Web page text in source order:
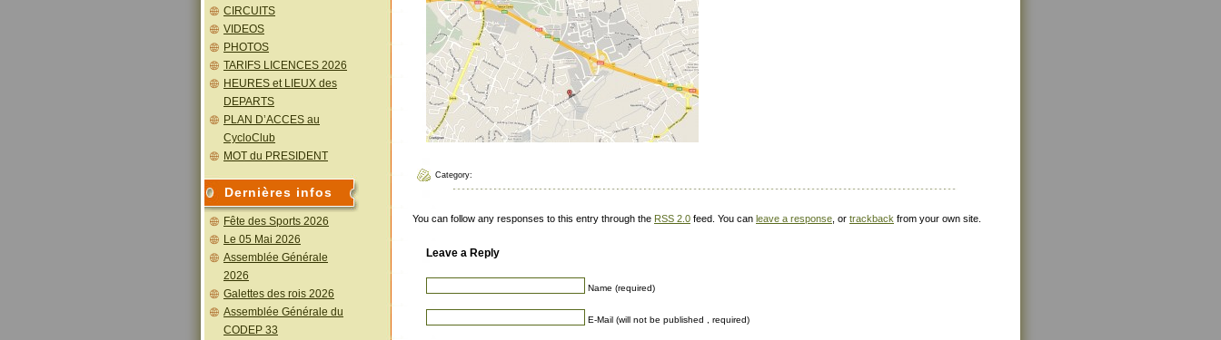
CIRCUITS
VIDEOS
PHOTOS
TARIFS LICENCES 2026
HEURES et LIEUX des
DEPARTS
PLAN D’ACCES au
CycloClub
MOT du PRESIDENT
Dernières infos
Fête des Sports 2026
Le 05 Mai 2026
Assemblée Générale
2026
Galettes des rois 2026
Assemblée Générale du
CODEP 33
Category:
You can follow any responses to this entry through the RSS 2.0 feed. You can leave a response , or trackback from your own site.
Leave a Reply
Name (required)
E-Mail (will not be published , required)